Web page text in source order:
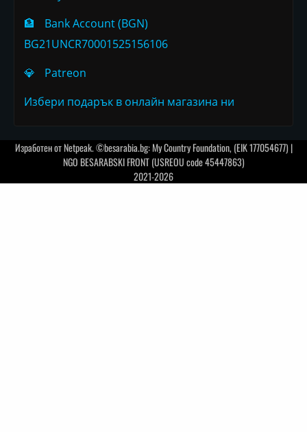
🏦
Bank Account (BGN)
BG21UNCR70001525156106
💎
Patreon
Избери подарък в онлайн магазина ни
Изработен отNetpeak. ©besarabia.bg: My Country Foundation, (EIK 177054677) |
NGO BESARABSKI FRONT (USREOU code 45447863)
2021-2026